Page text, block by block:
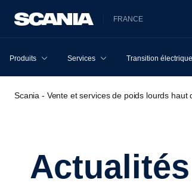
FRANCE
Produits Services Transition électrique
Scania - Vente et services de poids lourds haut